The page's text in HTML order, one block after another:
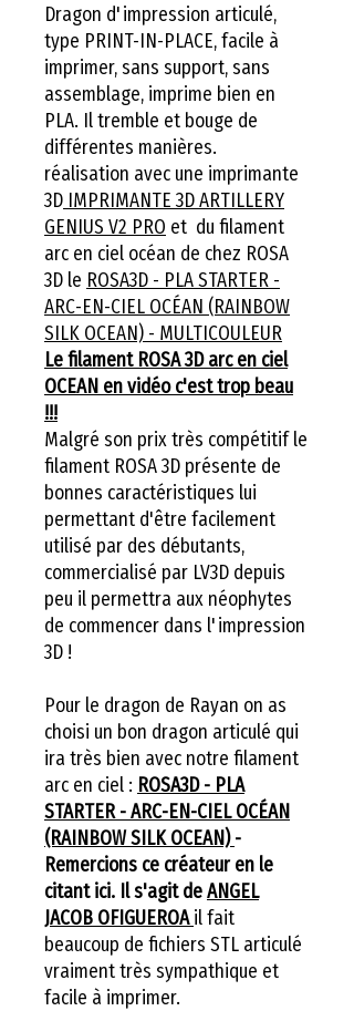
Dragon d'impression articulé,
type PRINT-IN-PLACE, facile à
imprimer, sans support, sans
assemblage, imprime bien en
PLA. Il tremble et bouge de
différentes manières.
réalisation avec une imprimante
3D IMPRIMANTE 3D ARTILLERY
GENIUS V2 PRO et du filament
arc en ciel océan de chez ROSA
3D le ROSA3D - PLA STARTER -
ARC-EN-CIEL OCÉAN (RAINBOW
SILK OCEAN) - MULTICOULEUR
Le filament ROSA 3D arc en ciel
OCEAN en vidéo c'est trop beau
!!!
Malgré son prix très compétitif le
filament ROSA 3D présente de
bonnes caractéristiques lui
permettant d'être facilement
utilisé par des débutants,
commercialisé par LV3D depuis
peu il permettra aux néophytes
de commencer dans l'impression
3D !
Pour le dragon de Rayan on as
choisi un bon dragon articulé qui
ira très bien avec notre filament
arc en ciel : ROSA3D - PLA
STARTER - ARC-EN-CIEL OCÉAN
(RAINBOW SILK OCEAN)-
Remercions ce créateur en le
citant ici. Il s'agit deANGEL
JACOB OFIGUEROA il fait
beaucoup de fichiers STL articulé
vraiment très sympathique et
facile à imprimer.